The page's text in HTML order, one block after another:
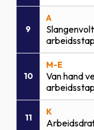
9
A
arbeidsstap
10
M-E
Van hand
arbeidsstap
11
K